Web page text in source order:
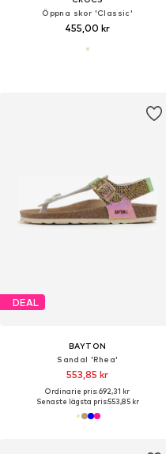
Öppna skor 'Classic'
455,00 kr
DEAL
BAYTON
Sandal 'Rhea'
553,85 kr
Ordinarie pris: 692,31 kr
Senaste lägsta pris:553,85 kr